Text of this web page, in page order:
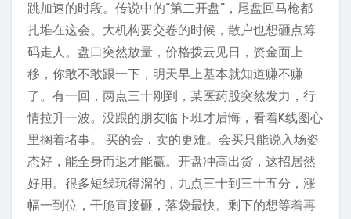
跳加速的时段。传说中的“第二开盘”，尾盘回马枪都
扎堆在这会。大机构要交卷的时候，散户也想砸点筹
码走人。盘口突然放量，价格拨云见日，资金面上
移，你敢不敢跟一下，明天早上基本就知道赚不赚
了。有一回，两点三十刚到，某医药股突然发力，行
情拉升一波。没跟的朋友临下班才后悔，看着K线图心
里搁着堵事。 买的会，卖的更难。会买只能说入场姿
态好，能全身而退才能赢。开盘冲高出货，这招居然
好用。很多短线玩得溜的，九点三十到三十五分，涨
幅一到位，干脆直接砸，落袋最快。剩下的想等着再